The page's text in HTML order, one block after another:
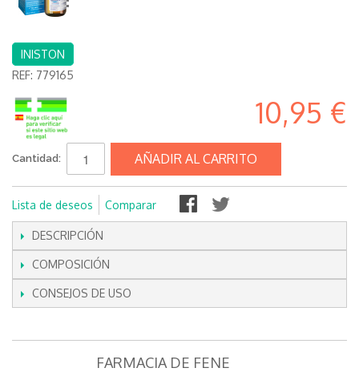
INISTON
REF: 779165
10,95 €
Cantidad: AÑADIR AL CARRITO
Lista de deseos Comparar
DESCRIPCIÓN
COMPOSICIÓN
CONSEJOS DE USO
FARMACIA DE FENE